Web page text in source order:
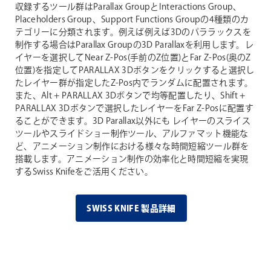
収録するツール群はParallax GroupとInteractions Group、
Placeholders Group、Support Functions Groupの4種類のカ
テゴリーに分類されます。例えば例えば3Dのパララックスを
制作する場合はParallax Groupの3D Parallaxを利用します。レ
イヤーを選択してNear Z-Pos(手前のZ位置)とFar Z-Pos(奥のZ
位置)を指定してPARALLAX 3Dボタンをクリックすると選択し
たレイヤー群が指定したZ-Pos内でランダムに配置されます。
また、Alt + PARALLAX 3Dボタンで均等配置したり、Shift +
PARALLAX 3Dボタンで選択したレイヤーをFar Z-Posに配置す
ることができます。3D Parallax以外にも レイヤーのスライス
ツールやスライドショー制作ツール、アルファマット機能な
ど、アニメーション制作における様々な時間短縮ツール群を
搭載します。アニメーション制作の効率化と時間短縮を実現
するSwiss Knifeをご活用ください。
SWISS KNIFE 製品詳細